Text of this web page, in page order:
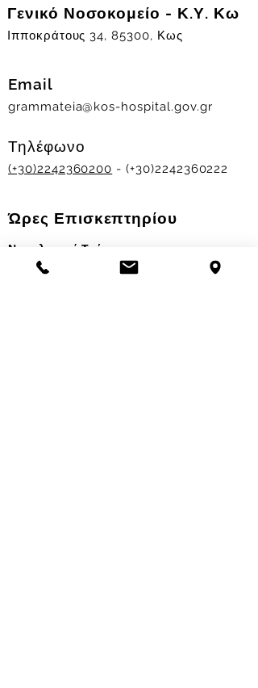
Γενικό Νοσοκομείο - Κ.Υ. Κω
Ιπποκράτους 34, 85300, Κως
Email
grammateia@kos-hospital.gov.gr
Τηλέφωνο
(+30)2242360200 - (+30)2242360222
Ώρες Επισκεπτηρίου
Νοσηλευτικά Τμήματα
Χειμερινό ωράριο: 11.00-13.00
17.30-19.30